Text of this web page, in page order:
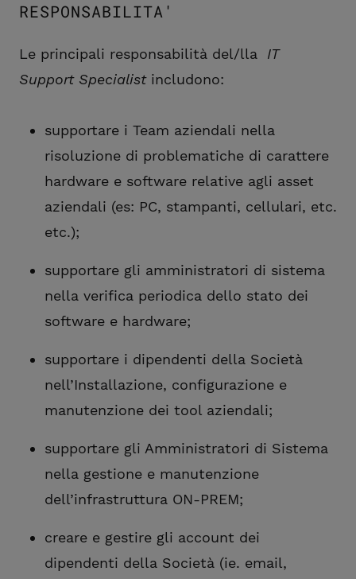
RESPONSABILITA'
Le principali responsabilità del/lla IT
Support Specialist includono:
supportare i Team aziendali nella
risoluzione di problematiche di carattere
hardware e software relative agli asset
aziendali (es: PC, stampanti, cellulari, etc.
etc.);
supportare gli amministratori di sistema
nella verifica periodica dello stato dei
software e hardware;
supportare i dipendenti della Società
nell’Installazione, configurazione e
manutenzione dei tool aziendali;
supportare gli Amministratori di Sistema
nella gestione e manutenzione
dell’infrastruttura ON-PREM;
creare e gestire gli account dei
dipendenti della Società (ie. email,